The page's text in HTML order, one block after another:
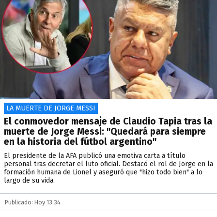
LA MUERTE DE JORGE MESSI
El conmovedor mensaje de Claudio Tapia tras la
muerte de Jorge Messi: "Quedará para siempre
en la historia del fútbol argentino"
El presidente de la AFA publicó una emotiva carta a título
personal tras decretar el luto oficial. Destacó el rol de Jorge en la
formación humana de Lionel y aseguró que "hizo todo bien" a lo
largo de su vida.
Publicado: Hoy 13:34